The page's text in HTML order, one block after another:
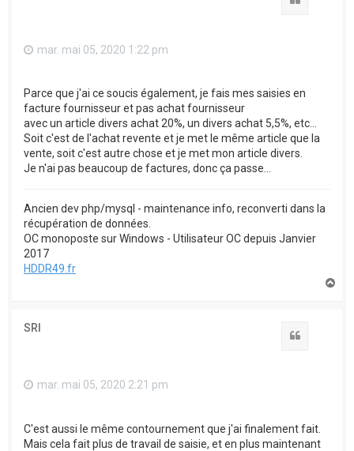
mar. mai 05, 2020 1:22 pm
Parce que j'ai ce soucis également, je fais mes saisies en
facture fournisseur et pas achat fournisseur
avec un article divers achat 20%, un divers achat 5,5%, etc...
Soit c'est de l'achat revente et je met le même article que la
vente, soit c'est autre chose et je met mon article divers.
Je n'ai pas beaucoup de factures, donc ça passe...
Ancien dev php/mysql - maintenance info, reconverti dans la
récupération de données.
OC monoposte sur Windows - Utilisateur OC depuis Janvier
2017
HDDR49.fr
SRI
mar. mai 05, 2020 2:21 pm
C'est aussi le même contournement que j'ai finalement fait.
Mais cela fait plus de travail de saisie, et en plus maintenant